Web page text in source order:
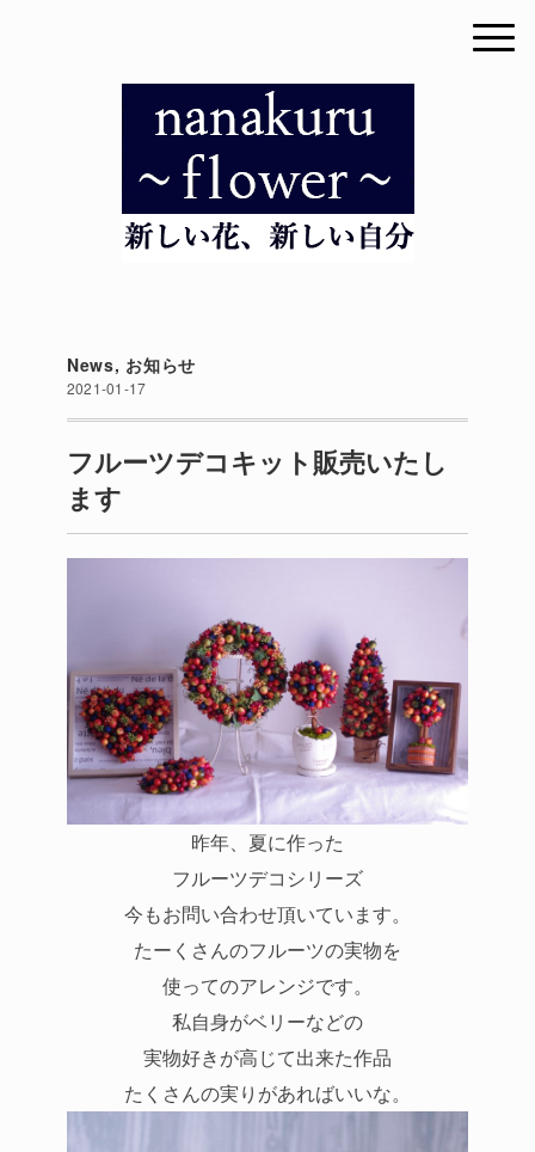
News, お知らせ
2021-01-17
フルーツデコキット販売いたし
ます
昨年、夏に作った
フルーツデコシリーズ
今もお問い合わせ頂いています。
たーくさんのフルーツの実物を
使ってのアレンジです。
私自身がベリーなどの
実物好きが高じて出来た作品
たくさんの実りがあればいいな。